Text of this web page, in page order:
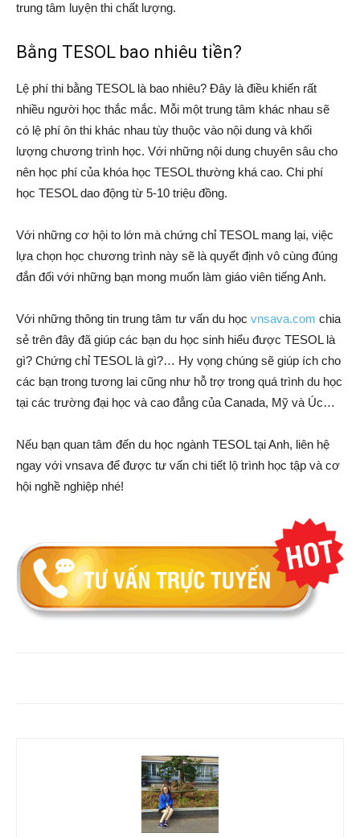
trung tâm luyện thi chất lượng.
Bằng TESOL bao nhiêu tiền?
Lệ phí thi bằng TESOL là bao nhiêu? Đây là điều khiến rất
nhiều người học thắc mắc. Mỗi một trung tâm khác nhau sẽ
có lệ phí ôn thi khác nhau tùy thuộc vào nội dung và khối
lượng chương trình học. Với những nội dung chuyên sâu cho
nên học phí của khóa học TESOL thường khá cao. Chi phí
học TESOL dao động từ 5-10 triệu đồng.
Với những cơ hội to lớn mà chứng chỉ TESOL mang lại, việc
lựa chọn học chương trình này sẽ là quyết định vô cùng đúng
đắn đối với những bạn mong muốn làm giáo viên tiếng Anh.
Với những thông tin trung tâm tư vấn du học vnsava.com chia
sẻ trên đây đã giúp các bạn du học sinh hiểu được TESOL là
gì? Chứng chỉ TESOL là gì?… Hy vọng chúng sẽ giúp ích cho
các bạn trong tương lai cũng như hỗ trợ trong quá trình du học
tại các trường đại học và cao đẳng của Canada, Mỹ và Úc…
Nếu bạn quan tâm đến du học ngành TESOL tại Anh, liên hệ
ngay với vnsava để được tư vấn chi tiết lộ trình học tập và cơ
hội nghề nghiệp nhé!